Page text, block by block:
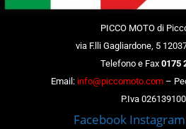
PICCO MOTO di
via F.lli Gagliardone, 5
Telefono e Fax 0175
Email: info@piccomoto.com–
P.Iva
Facebook Instagram